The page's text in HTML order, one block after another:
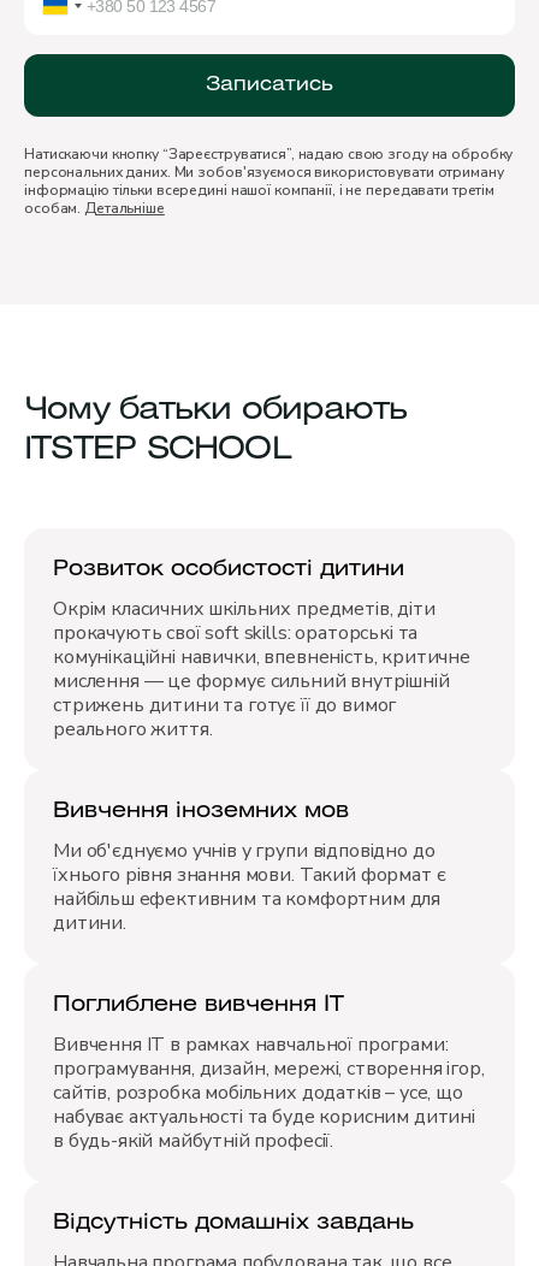
Записатись
Натискаючи кнопку “Зареєструватися”, надаю свою згоду на обробку
персональних даних. Ми зобов'язуємося використовувати отриману
інформацію тільки всередині нашої компанії, і не передавати третім
особам. Детальніше
Чому батьки обирають
ITSTEP SCHOOL
Розвиток особистості дитини
Окрім класичних шкільних предметів, діти
прокачують свої soft skills: ораторські та
комунікаційні навички, впевненість, критичне
мислення — це формує сильний внутрішній
стрижень дитини та готує її до вимог
реального життя.
Вивчення іноземних мов
Ми об'єднуємо учнів у групи відповідно до
їхнього рівня знання мови. Такий формат є
найбільш ефективним та комфортним для
дитини.
Поглиблене вивчення ІТ
Вивчення ІТ в рамках навчальної програми:
програмування, дизайн, мережі, створення ігор,
сайтів, розробка мобільних додатків – усе, що
набуває актуальності та буде корисним дитині
в будь-якій майбутній професії.
Відсутність домашніх завдань